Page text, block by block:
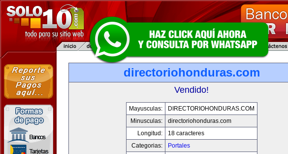
directoriohonduras.com
Vendido!
Mayusculas:
DIRECTORIOHONDURAS.COM
Minusculas:
directoriohonduras.com
Longitud:
18 caracteres
Categorias:
Portales